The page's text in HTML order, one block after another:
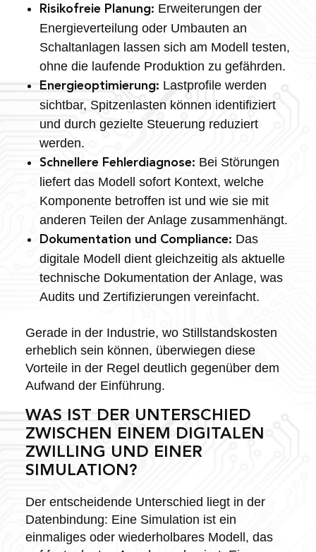
Risikofreie Planung: Erweiterungen der
Energieverteilung oder Umbauten an
Schaltanlagen lassen sich am Modell testen,
ohne die laufende Produktion zu gefährden.
Energieoptimierung: Lastprofile werden
sichtbar, Spitzenlasten können identifiziert
und durch gezielte Steuerung reduziert
werden.
Schnellere Fehlerdiagnose: Bei Störungen
liefert das Modell sofort Kontext, welche
Komponente betroffen ist und wie sie mit
anderen Teilen der Anlage zusammenhängt.
Dokumentation und Compliance: Das
digitale Modell dient gleichzeitig als aktuelle
technische Dokumentation der Anlage, was
Audits und Zertifizierungen vereinfacht.
Gerade in der Industrie, wo Stillstandskosten
erheblich sein können, überwiegen diese
Vorteile in der Regel deutlich gegenüber dem
Aufwand der Einführung.
WAS IST DER UNTERSCHIED
ZWISCHEN EINEM DIGITALEN
ZWILLING UND EINER
SIMULATION?
Der entscheidende Unterschied liegt in der
Datenbindung: Eine Simulation ist ein
einmaliges oder wiederholbares Modell, das